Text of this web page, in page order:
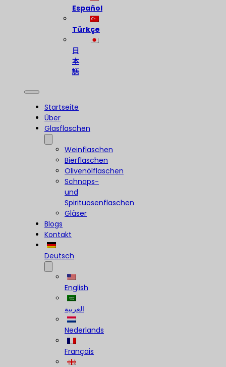
Español
Türkçe
日
本
語
Startseite
Über
Glasflaschen
Weinflaschen
Bierflaschen
Olivenölflaschen
Schnaps-
und
Spirituosenflaschen
Gläser
Blogs
Kontakt
Deutsch
English
العربية
Nederlands
Français